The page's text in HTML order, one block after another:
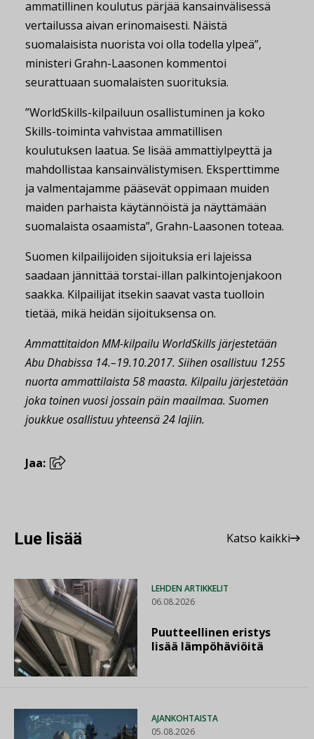
ammatillinen koulutus pärjää kansainvälisessä
vertailussa aivan erinomaisesti. Näistä
suomalaisista nuorista voi olla todella ylpeä”,
ministeri Grahn-Laasonen kommentoi
seurattuaan suomalaisten suorituksia.
”WorldSkills-kilpailuun osallistuminen ja koko
Skills-toiminta vahvistaa ammatillisen
koulutuksen laatua. Se lisää ammattiylpeyttä ja
mahdollistaa kansainvälistymisen. Eksperttimme
ja valmentajamme pääsevät oppimaan muiden
maiden parhaista käytännöistä ja näyttämään
suomalaista osaamista”, Grahn-Laasonen toteaa.
Suomen kilpailijoiden sijoituksia eri lajeissa
saadaan jännittää torstai-illan palkintojenjakoon
saakka. Kilpailijat itsekin saavat vasta tuolloin
tietää, mikä heidän sijoituksensa on.
Ammattitaidon MM-kilpailu WorldSkills järjestetään
Abu Dhabissa 14.–19.10.2017. Siihen osallistuu 1255
nuorta ammattilaista 58 maasta. Kilpailu järjestetään
joka toinen vuosi jossain päin maailmaa. Suomen
joukkue osallistuu yhteensä 24 lajiin.
Jaa:
Lue lisää Katso kaikki
LEHDEN ARTIKKELIT
06.08.2026
Puutteellinen eristys
lisää lämpöhäviöitä
AJANKOHTAISTA
05.08.2026